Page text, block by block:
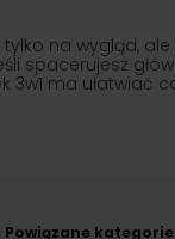
tylko na wygląd,
spacerujesz
3w1 ma ułatwiać
Powiązane kategorie